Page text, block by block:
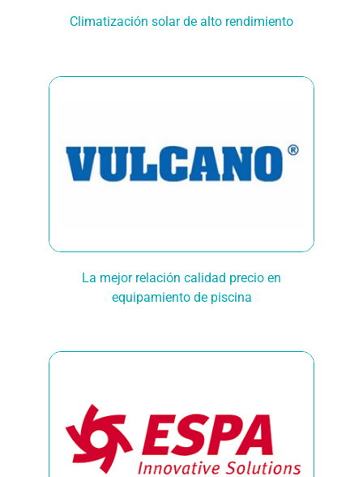
Climatización solar de alto rendimiento
La mejor relación calidad precio en
equipamiento de piscina